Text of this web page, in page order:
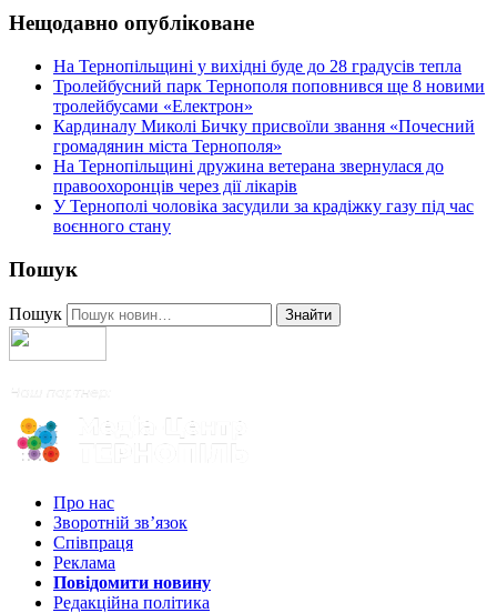
Нещодавно опубліковане
На Тернопільщині у вихідні буде до 28 градусів тепла
Тролейбусний парк Тернополя поповнився ще 8 новими
тролейбусами «Електрон»
Кардиналу Миколі Бичку присвоїли звання «Почесний
громадянин міста Тернополя»
На Тернопільщині дружина ветерана звернулася до
правоохоронців через дії лікарів
У Тернополі чоловіка засудили за крадіжку газу під час
воєнного стану
Пошук
Пошук Знайти
Про нас
Зворотній зв’язок
Співпраця
Реклама
Повідомити новину
Редакційна політика